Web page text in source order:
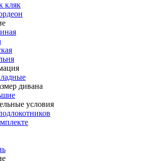
кляк
дивана
условия